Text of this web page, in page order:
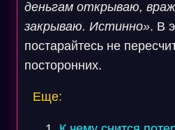
деньгам открываю,
закрываю. Истинно». В
постарайтесь не
посторонних.
Еще: